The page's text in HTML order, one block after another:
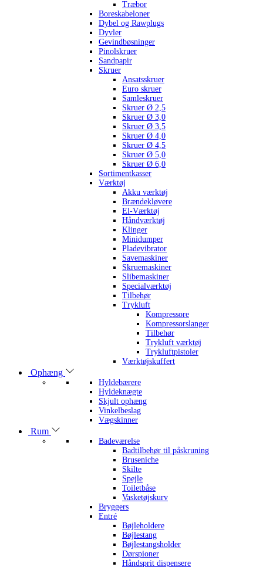
Træbor
Boreskabeloner
Dybel og Rawplugs
Dyvler
Gevindbøsninger
Pinolskruer
Sandpapir
Skruer
Ansatsskruer
Euro skruer
Samleskruer
Skruer Ø 2,5
Skruer Ø 3,0
Skruer Ø 3,5
Skruer Ø 4,0
Skruer Ø 4,5
Skruer Ø 5,0
Skruer Ø 6,0
Sortimentkasser
Værktøj
Akku værktøj
Brændekløvere
El-Værktøj
Håndværktøj
Klinger
Minidumper
Pladevibrator
Savemaskiner
Skruemaskiner
Slibemaskiner
Specialværktøj
Tilbehør
Trykluft
Kompressore
Kompressorslanger
Tilbehør
Trykluft værktøj
Trykluftpistoler
Værktøjskuffert
Ophæng
Hyldebærere
Hyldeknægte
Skjult ophæng
Vinkelbeslag
Vægskinner
Rum
Badeværelse
Badtilbehør til påskruning
Bruseniche
Skilte
Spejle
Toiletbåse
Vasketøjskurv
Bryggers
Entré
Bøjleholdere
Bøjlestang
Bøjlestangsholder
Dørspioner
Håndsprit dispensere